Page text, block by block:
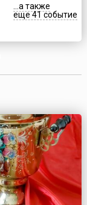
...а также
еще 41 событие